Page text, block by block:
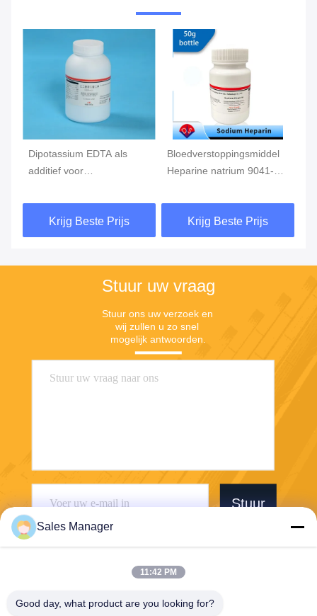
Dipotassium EDTA als
additief voor
van het EDTAbloed
Krijg Beste Prijs
Bloedverstoppingsmiddel
Heparine natrium 9041-8-1
voor bloedopvang
Krijg Beste Prijs
Stuur uw vraag
Stuur ons uw verzoek en
wij zullen u zo snel
mogelijk antwoorden.
Stuur
Sales Manager
11:42 PM
Good day, what product are you looking for?